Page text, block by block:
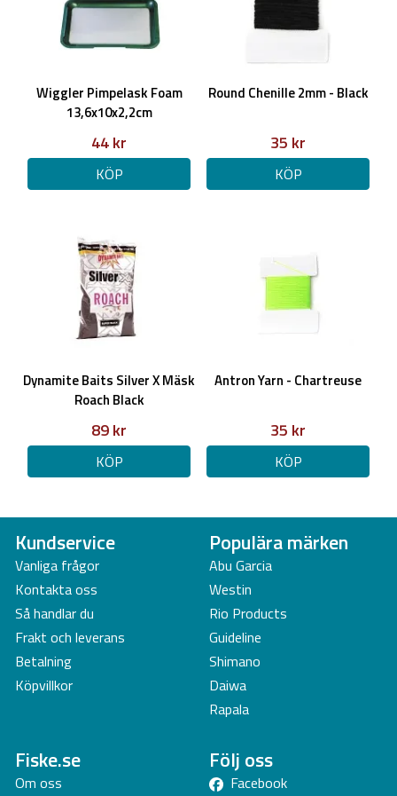
Wiggler Pimpelask Foam
13,6x10x2,2cm
44 kr
KÖP
Round Chenille 2mm - Black
35 kr
KÖP
Dynamite Baits Silver X Mäsk
Roach Black
89 kr
KÖP
Antron Yarn - Chartreuse
35 kr
KÖP
Kundservice
Vanliga frågor
Kontakta oss
Så handlar du
Frakt och leverans
Betalning
Köpvillkor
Populära märken
Abu Garcia
Westin
Rio Products
Guideline
Shimano
Daiwa
Rapala
Fiske.se
Om oss
Följ oss
Facebook